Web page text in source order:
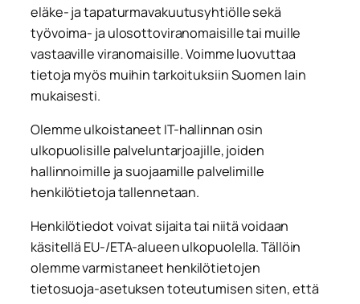
eläke- ja tapaturmavakuutusyhtiölle sekä
työvoima- ja ulosottoviranomaisille tai muille
vastaaville viranomaisille. Voimme luovuttaa
tietoja myös muihin tarkoituksiin Suomen lain
mukaisesti.
Olemme ulkoistaneet IT-hallinnan osin
ulkopuolisille palveluntarjoajille, joiden
hallinnoimille ja suojaamille palvelimille
henkilötietoja tallennetaan.
Henkilötiedot voivat sijaita tai niitä voidaan
käsitellä EU-/ETA-alueen ulkopuolella. Tällöin
olemme varmistaneet henkilötietojen
tietosuoja-asetuksen toteutumisen siten, että